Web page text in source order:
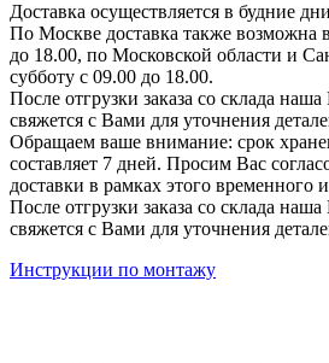
Доставка осуществляется в будние дни
По Москве доставка также возможна
до 18.00, по Московской области и
субботу с 09.00 до 18.00.
После отгрузки заказа со склада
свяжется с Вами для уточнения
Обращаем ваше внимание: срок
составляет 7 дней. Просим Вас
доставки в рамках этого временного
После отгрузки заказа со склада
свяжется с Вами для уточнения
Инструкции по монтажу